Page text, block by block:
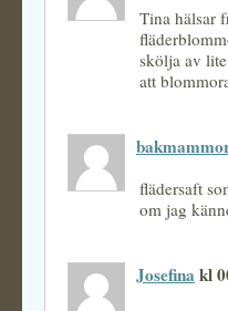
Tina hälsar
skölja av
att
flädersaft
om jag
Josefina kl